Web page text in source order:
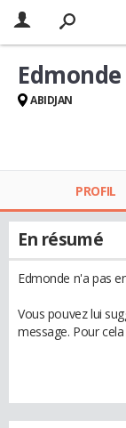
Edmonde
ABIDJAN
PROFIL
En résumé
Edmonde n'a pas
Vous pouvez lui
message. Pour